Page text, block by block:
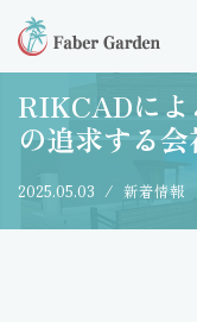
ン
テ
ン
ツ
ホーム»RIKCADによ
RIKCADによ
の追求する
2025.05.03 新着情報